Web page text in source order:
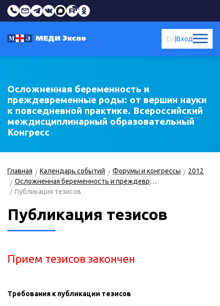
Вход
En
Осложненная беременность и
преждевременные роды: от вершин науки
к повседневной практике. Всероссийский
междисциплинарный образовательный
Конгресс
Главная Календарь событий Форумы и конгрессы
2012
Осложненная беременность и преждевременные роды
Публикация тезисов
Публикация тезисов
Прием тезисов закончен
Требования к публикации тезисов